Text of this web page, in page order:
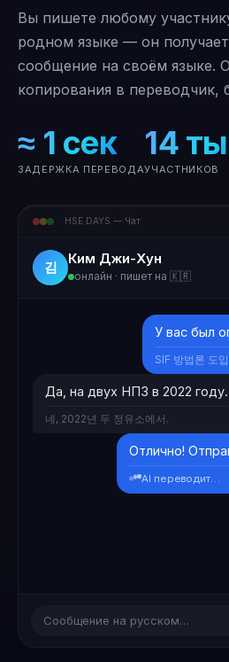
Вы пишете любому
родном языке — он
сообщение на своём языке.
копирования в переводчик,
≈ 1 сек
ЗАДЕРЖКА ПЕРЕВОДА
14
УЧАСТНИКОВ
HSE DAYS — Чат
김
Ким Джи-Хун
онлайн · пишет на 🇰🇷
У вас был
SIF 방법론 도
Да, на двух НПЗ в 2022 году.
네, 2022년 두 정유소에서.
Отлично!
AI переводит…